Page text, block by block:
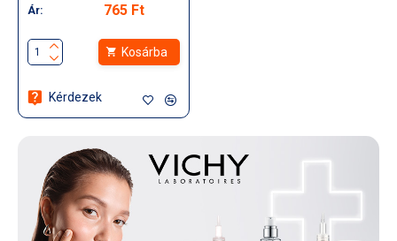
Ár:
765 Ft
Kosárba
Kérdezek